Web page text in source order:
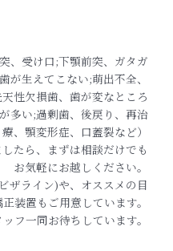
、受け口;下顎前突、ガタガ
が生えてこない;萌出不全、
性欠損歯、歯が変なところ
多い;過剰歯、後戻り、再治
療、顎変形症、口蓋裂など）
たら、まずは相談だけでも
お気軽にお越しください。
ザライン)や、オススメの目
装置もご用意しています。
フ一同お待ちしています。